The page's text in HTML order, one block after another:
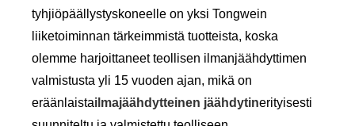
tyhjiöpäällystyskoneelle on yksi Tongwein
liiketoiminnan tärkeimmistä tuotteista, koska
olemme harjoittaneet teollisen ilmanjäähdyttimen
valmistusta yli 15 vuoden ajan, mikä on
eräänlaistailmajäähdytteinen jäähdytinerityisesti